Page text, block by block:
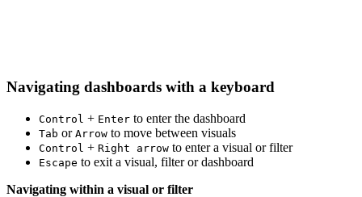
Navigating dashboards with a keyboard
Control + Enter to enter the dashboard
Tab or Arrow to move between visuals
Control + Right arrow to enter a visual or filter
Escape to exit a visual, filter or dashboard
Navigating within a visual or filter